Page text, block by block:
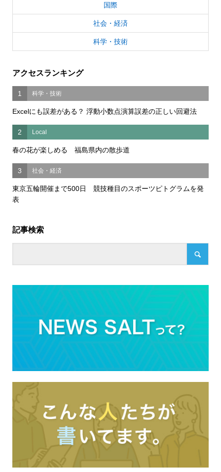
国際
社会・経済
科学・技術
アクセスランキング
1 科学・技術
Excelにも誤差がある？ 浮動小数点演算誤差の正しい回避法
2 Local
春の花が楽しめる 福島県内の散歩道
3 社会・経済
東京五輪開催まで500日 競技種目のスポーツピトグラムを発
表
記事検索